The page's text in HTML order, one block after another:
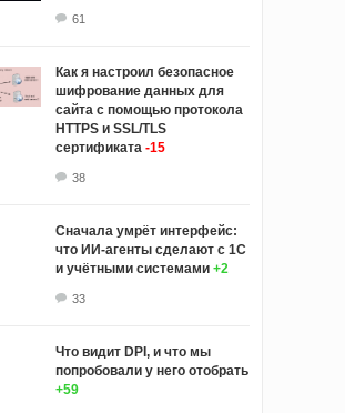
61
Как я настроил безопасное
шифрование данных для
сайта с помощью протокола
HTTPS и SSL/TLS
сертификата -15
38
Сначала умрёт интерфейс:
что ИИ-агенты сделают с 1С
и учётными системами +2
33
Что видит DPI, и что мы
попробовали у него отобрать
+59